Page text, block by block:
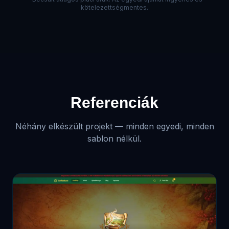
kötelezettségmentes.
Referenciák
Néhány elkészült projekt — minden egyedi, minden
sablon nélkül.